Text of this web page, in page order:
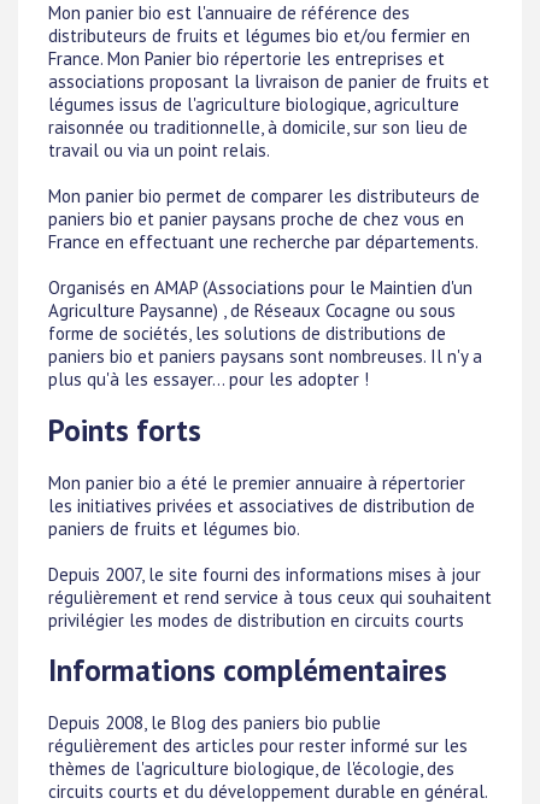
Mon panier bio est l'annuaire de référence des
distributeurs de fruits et légumes bio et/ou fermier en
France. Mon Panier bio répertorie les entreprises et
associations proposant la livraison de panier de fruits et
légumes issus de l'agriculture biologique, agriculture
raisonnée ou traditionnelle, à domicile, sur son lieu de
travail ou via un point relais.
Mon panier bio permet de comparer les distributeurs de
paniers bio et panier paysans proche de chez vous en
France en effectuant une recherche par départements.
Organisés en AMAP (Associations pour le Maintien d'un
Agriculture Paysanne) , de Réseaux Cocagne ou sous
forme de sociétés, les solutions de distributions de
paniers bio et paniers paysans sont nombreuses. Il n'y a
plus qu'à les essayer... pour les adopter !
Points forts
Mon panier bio a été le premier annuaire à répertorier
les initiatives privées et associatives de distribution de
paniers de fruits et légumes bio.
Depuis 2007, le site fourni des informations mises à jour
régulièrement et rend service à tous ceux qui souhaitent
privilégier les modes de distribution en circuits courts
Informations complémentaires
Depuis 2008, le Blog des paniers bio publie
régulièrement des articles pour rester informé sur les
thèmes de l'agriculture biologique, de l'écologie, des
circuits courts et du développement durable en général.